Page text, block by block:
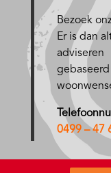
Bezoek
Er is dan
adviseren
0499 – 47